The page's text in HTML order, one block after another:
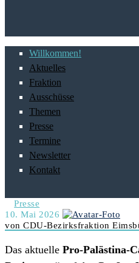
Willkommen!
Aktuelles
Fraktion
Ausschüsse
Themen
Presse
Termine
Newsletter
Kontakt
Presse
10. Mai 2026
von CDU-Bezirksfraktion
Das aktuelle Pro-Palästina-